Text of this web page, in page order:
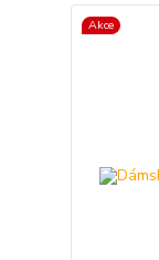
Akce